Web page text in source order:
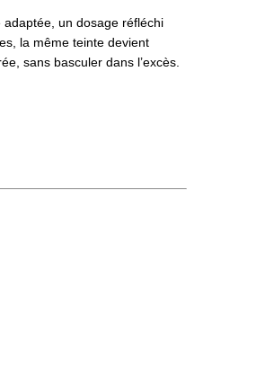
un dosage réfléchi
la même teinte devient
sans basculer dans l’excès.